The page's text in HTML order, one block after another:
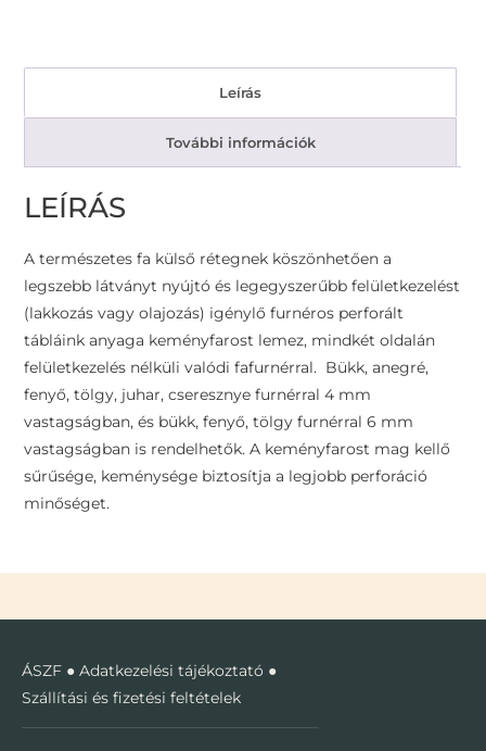
Leírás
További információk
LEÍRÁS
A természetes fa külső rétegnek köszönhetően a
legszebb látványt nyújtó és legegyszerűbb felületkezelést
(lakkozás vagy olajozás) igénylő furnéros perforált
tábláink anyaga keményfarost lemez, mindkét oldalán
felületkezelés nélküli valódi fafurnérral. Bükk, anegré,
fenyő, tölgy, juhar, cseresznye furnérral 4 mm
vastagságban, és bükk, fenyő, tölgy furnérral 6 mm
vastagságban is rendelhetők. A keményfarost mag kellő
sűrűsége, keménysége biztosítja a legjobb perforáció
minőséget.
ÁSZF ● Adatkezelési tájékoztató ●
Szállítási és fizetési feltételek